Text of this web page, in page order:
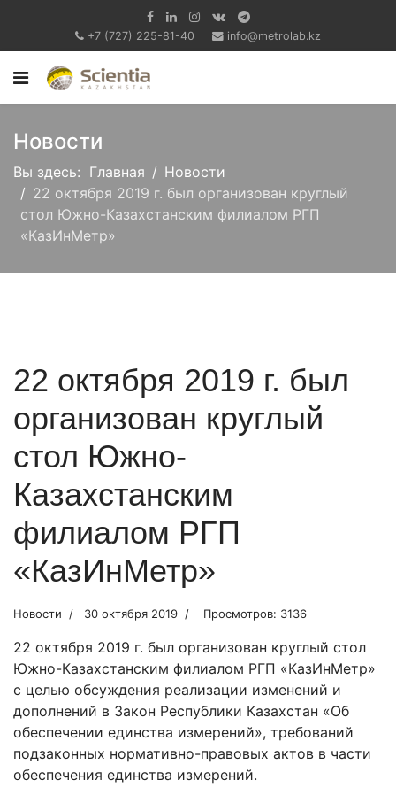
+7 (727) 225-81-40 info@metrolab.kz
Новости
Вы здесь: Главная
Новости
22 октября 2019 г. был организован круглый
стол Южно-Казахстанским филиалом РГП
«КазИнМетр»
22 октября 2019 г. был
организован круглый
стол Южно-
Казахстанским
филиалом РГП
«КазИнМетр»
Новости 30 октября 2019 Просмотров: 3136
22 октября 2019 г. был организован круглый стол
Южно-Казахстанским филиалом РГП «КазИнМетр»
с целью обсуждения реализации изменений и
дополнений в Закон Республики Казахстан «Об
обеспечении единства измерений», требований
подзаконных нормативно-правовых актов в части
обеспечения единства измерений.